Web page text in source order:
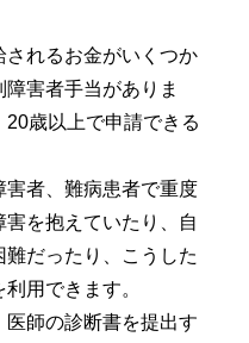
されるお金がいくつか
害者手当がありま
歳以上で申請できる
者、難病患者で重度
を抱えていたり、自
だったり、こうした
用できます。
師の診断書を提出す